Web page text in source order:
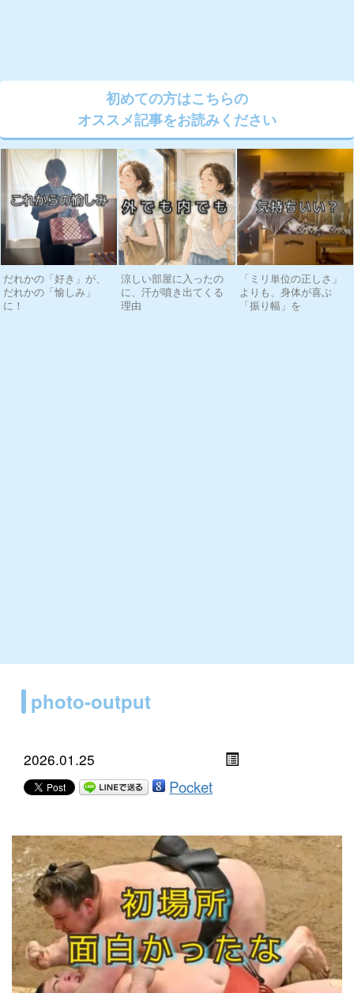
初めての方はこちらの
オススメ記事をお読みください
だれかの「好き」が、
だれかの「愉しみ」
に！
涼しい部屋に入ったの
に、汗が噴き出てくる
理由
「ミリ単位の正しさ」
よりも、身体が喜ぶ
「振り幅」を
photo-output
2026.01.25
Pocket